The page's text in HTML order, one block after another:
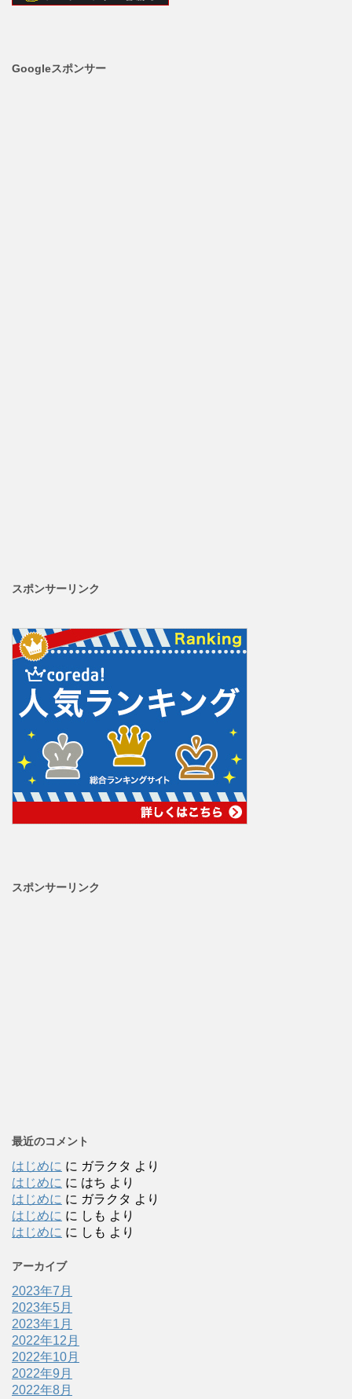
Googleスポンサー
スポンサーリンク
スポンサーリンク
最近のコメント
はじめに に ガラクタ より
はじめに に はち より
はじめに に ガラクタ より
はじめに に しも より
はじめに に しも より
アーカイブ
2023年7月
2023年5月
2023年1月
2022年12月
2022年10月
2022年9月
2022年8月